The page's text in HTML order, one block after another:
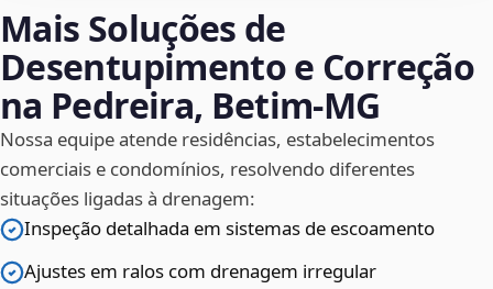
Mais Soluções de
Desentupimento e Correção
na Pedreira, Betim‑MG
Nossa equipe atende residências, estabelecimentos
comerciais e condomínios, resolvendo diferentes
situações ligadas à drenagem:
Inspeção detalhada em sistemas de escoamento
Ajustes em ralos com drenagem irregular